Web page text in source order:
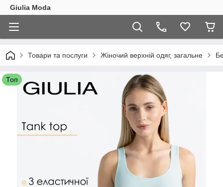
Giulia Moda
Товари та послуги Жіночий верхній одяг, загальне
Топ